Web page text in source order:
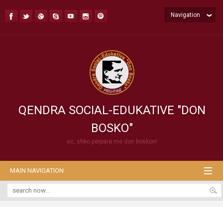
QENDRA SOCIAL-EDUKATIVE "DON
BOSKO"
ec, shko përpara me don boskon!
Navigation
MAIN NAVIGATION